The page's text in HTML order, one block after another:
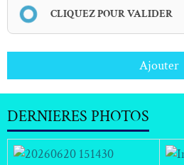
CLIQUEZ POUR VALIDER
Ajouter
DERNIERES PHOTOS